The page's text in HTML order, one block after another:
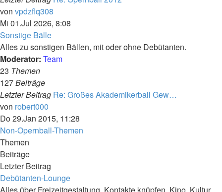
von vpdzflq308
Beitrag
Mi 01.Jul 2026, 8:08
Sonstige Bälle
Alles zu sonstigen Bällen, mit oder ohne Debütanten.
Moderator: Team
23 Themen
127Beiträge
Letzter Beitrag Re: Großes Akademikerball Gew…
von robert000
Beitrag
Do 29.Jan 2015, 11:28
Non-Opernball-Themen
Themen
Beiträge
Letzter Beitrag
Debütanten-Lounge